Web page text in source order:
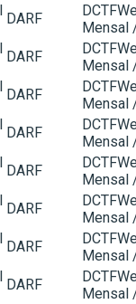
DARF
Mensal
DARF
Mensal
DARF
Mensal
DARF
Mensal
DARF
Mensal
DARF
Mensal
DARF
Mensal
DARF
Mensal